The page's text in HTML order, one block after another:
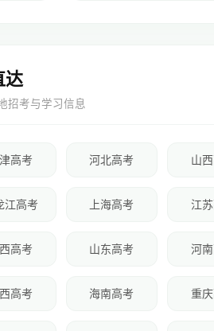
达
招考与学习信息
高考 河北高考 山
江高考 上海高考 江
高考 山东高考 河
高考 海南高考 重